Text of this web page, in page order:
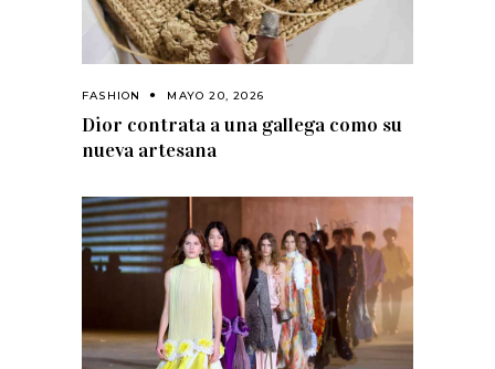
FASHION MAYO 20, 2026
Dior contrata a una gallega como su
nueva artesana